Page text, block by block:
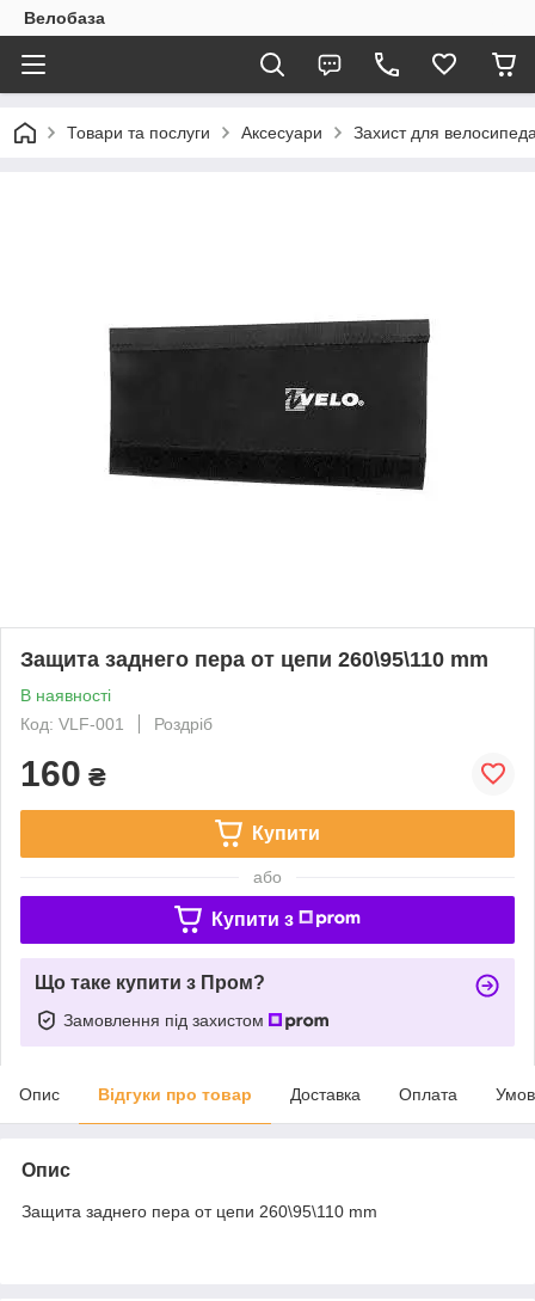
Велобаза
Товари та послуги Аксесуари Захист для
Защита заднего пера от цепи 260\95\110 mm
В наявності
Код: VLF-001
Роздріб
160 ₴
Купити
або
Купити з
Що таке купити з Пром?
Замовлення під захистом
Опис Відгуки про товар Доставка Оплата
Опис
Защита заднего пера от цепи 260\95\110 mm